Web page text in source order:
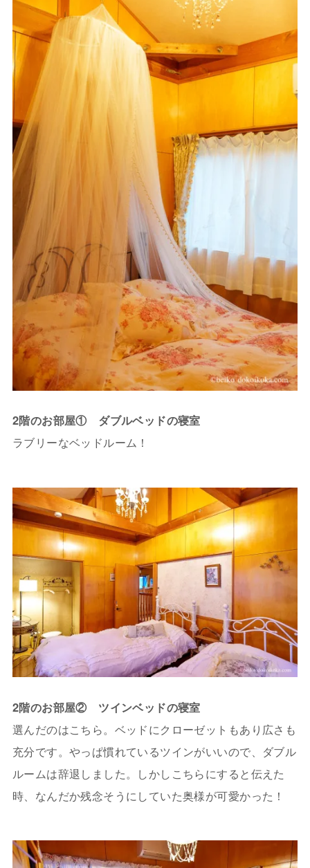
2階のお部屋① ダブルベッドの寝室
ラブリーなベッドルーム！
2階のお部屋② ツインベッドの寝室
選んだのはこちら。ベッドにクローゼットもあり広さも
充分です。やっぱ慣れているツインがいいので、ダブル
ルームは辞退しました。しかしこちらにすると伝えた
時、なんだか残念そうにしていた奥様が可愛かった！